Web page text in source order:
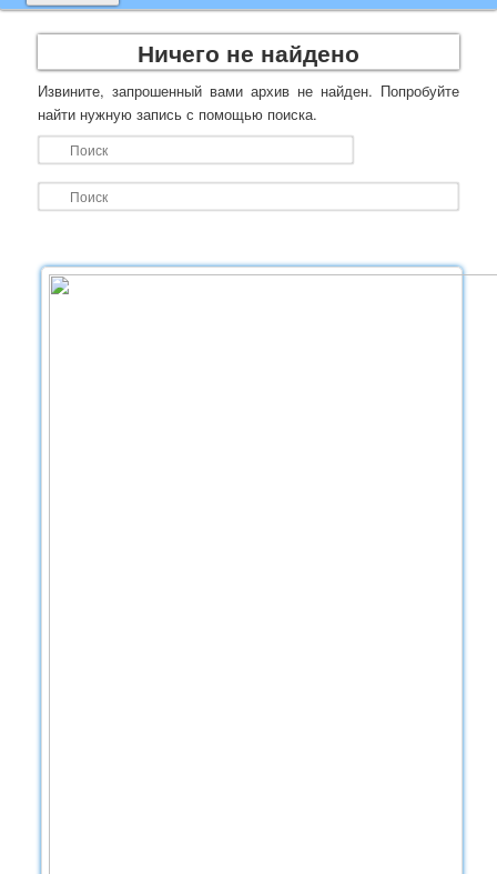
содержимому
содержимому
Ничего не найдено
Извините, запрошенный вами архив не найден. Попробуйте
найти нужную запись с помощью поиска.
Поиск
о
к